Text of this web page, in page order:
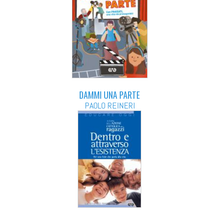
DAMMI UNA PARTE
PAOLO REINERI